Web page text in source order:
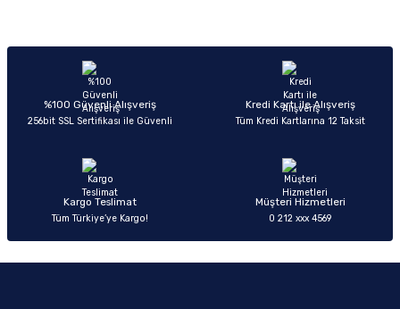
%100 Güvenli Alışveriş
256bit SSL Sertifikası ile Güvenli
Kredi Kartı ile Alışveriş
Tüm Kredi Kartlarına 12 Taksit
Kargo Teslimat
Tüm Türkiye’ye Kargo!
Müşteri Hizmetleri
0 212 xxx 4569